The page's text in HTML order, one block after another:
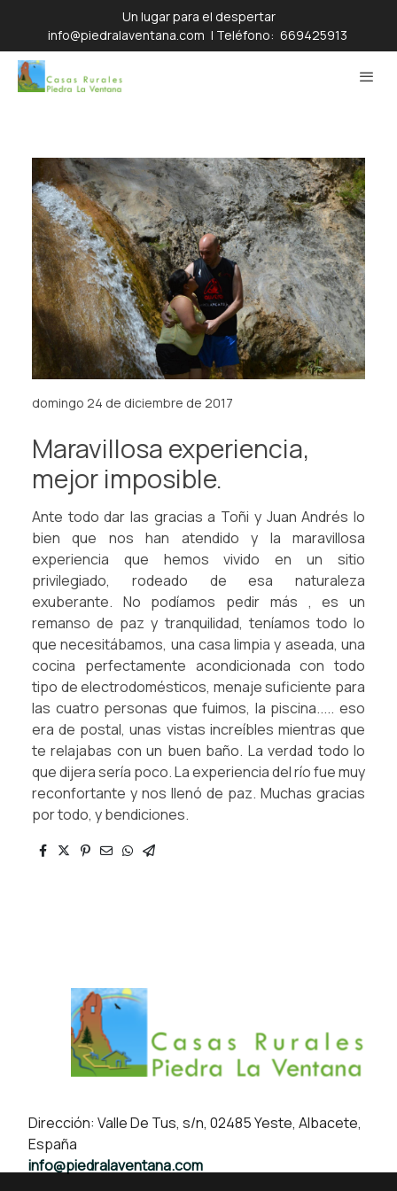
Un lugar para el despertar
info@piedralaventana.com | Teléfono: 669425913
domingo 24 de diciembre de 2017
Maravillosa experiencia,
mejor imposible.
Ante todo dar las gracias a Toñi y Juan Andrés lo
bien que nos han atendido y la maravillosa
experiencia que hemos vivido en un sitio
privilegiado, rodeado de esa naturaleza
exuberante. No podíamos pedir más , es un
remanso de paz y tranquilidad, teníamos todo lo
que necesitábamos, una casa limpia y aseada, una
cocina perfectamente acondicionada con todo
tipo de electrodomésticos, menaje suficiente para
las cuatro personas que fuimos, la piscina..... eso
era de postal, unas vistas increíbles mientras que
te relajabas con un buen baño. La verdad todo lo
que dijera sería poco. La experiencia del río fue muy
reconfortante y nos llenó de paz. Muchas gracias
por todo, y bendiciones.
Dirección: Valle De Tus, s/n, 02485 Yeste, Albacete,
España
info@piedralaventana.com